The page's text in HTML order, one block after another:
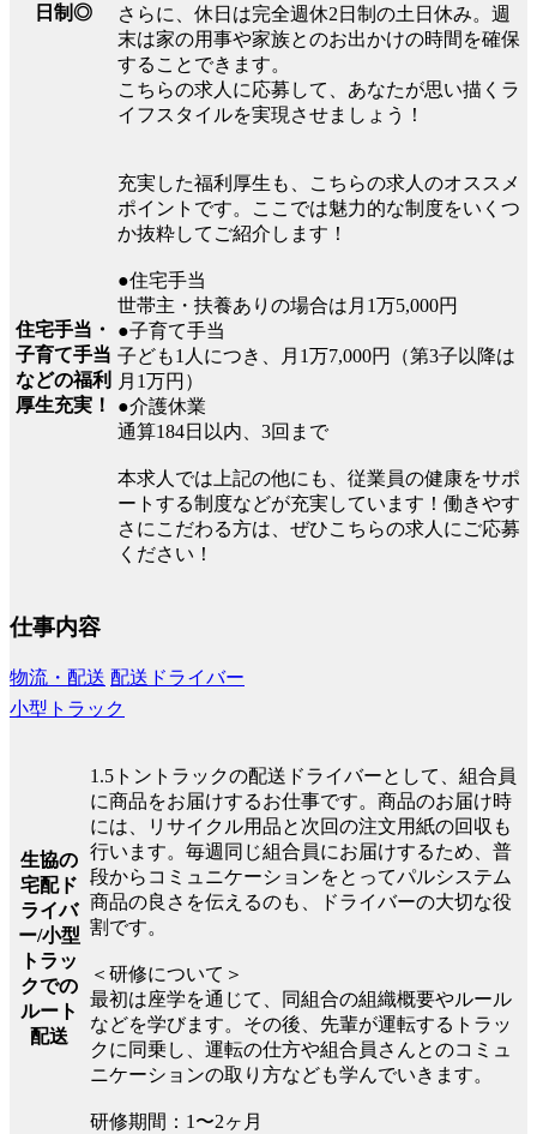
日制◎
さらに、休日は完全週休2日制の土日休み。週
末は家の用事や家族とのお出かけの時間を確保
することできます。
こちらの求人に応募して、あなたが思い描くラ
イフスタイルを実現させましょう！
住宅手当・
子育て手当
などの福利
厚生充実！
充実した福利厚生も、こちらの求人のオススメ
ポイントです。ここでは魅力的な制度をいくつ
か抜粋してご紹介します！
●住宅手当
世帯主・扶養ありの場合は月1万5,000円
●子育て手当
子ども1人につき、月1万7,000円（第3子以降は
月1万円）
●介護休業
通算184日以内、3回まで
本求人では上記の他にも、従業員の健康をサポ
ートする制度などが充実しています！働きやす
さにこだわる方は、ぜひこちらの求人にご応募
ください！
仕事内容
物流・配送 配送ドライバー
小型トラック
生協の
宅配ド
ライバ
ー/小型
トラッ
クでの
ルート
配送
1.5トントラックの配送ドライバーとして、組合員
に商品をお届けするお仕事です。商品のお届け時
には、リサイクル用品と次回の注文用紙の回収も
行います。毎週同じ組合員にお届けするため、普
段からコミュニケーションをとってパルシステム
商品の良さを伝えるのも、ドライバーの大切な役
割です。
＜研修について＞
最初は座学を通じて、同組合の組織概要やルール
などを学びます。その後、先輩が運転するトラッ
クに同乗し、運転の仕方や組合員さんとのコミュ
ニケーションの取り方なども学んでいきます。
研修期間：1〜2ヶ月